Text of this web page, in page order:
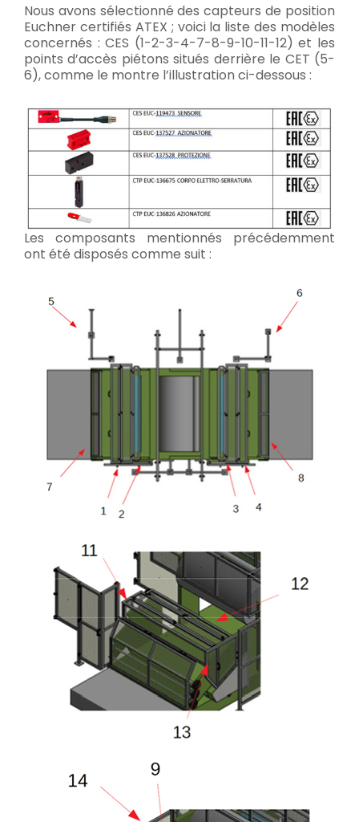
Nous avons sélectionné des capteurs de position
Euchner certifiés ATEX ; voici la liste des modèles
concernés : CES (1-2-3-4-7-8-9-10-11-12) et les
points d’accès piétons situés derrière le CET (5-
6), comme le montre l’illustration ci-dessous :
Les composants mentionnés précédemment
ont été disposés comme suit :